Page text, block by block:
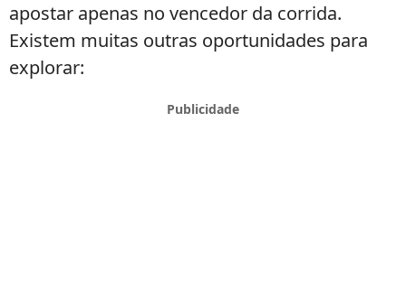
apostar apenas no vencedor da corrida.
Existem muitas outras oportunidades para
explorar: